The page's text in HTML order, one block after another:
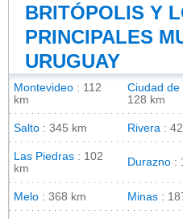
BRITÓPOLIS Y
PRINCIPALES
URUGUAY
Montevideo : 112
km
Ciudad de
128 km
Salto : 345 km Rivera :
Las Piedras : 102
km
Durazno :
Melo : 368 km Minas :